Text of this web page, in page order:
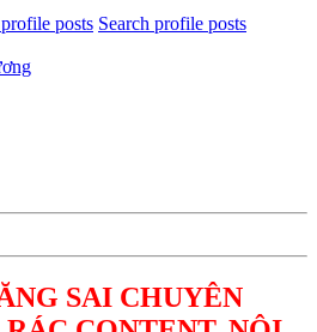
posts Search profile posts
SAI CHUYÊN